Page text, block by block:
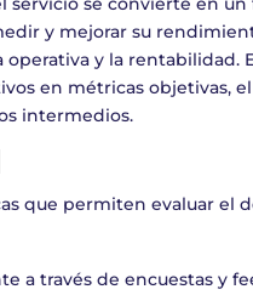
y mejorar su
y la rentabilidad.
en métricas objetivas,
intermedios.
que permiten evaluar el
a través de encuestas y